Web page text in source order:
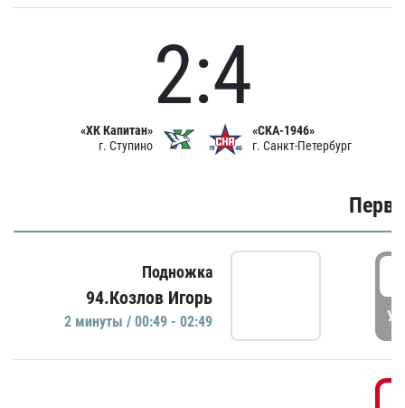
«ХК Капитан»
г. Ступино
2:4
«СКА-1946»
г. Санкт-Петербург
Подножка
94.Козлов Игорь
2 минуты / 00:49 - 02:49